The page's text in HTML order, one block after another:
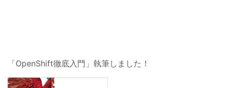
「OpenShift徹底入門」執筆しました！